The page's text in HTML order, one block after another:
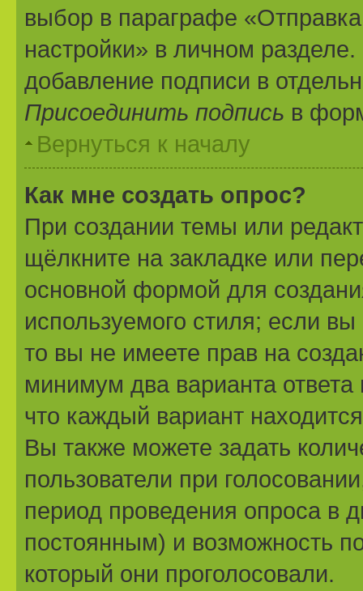
выбор в параграфе
настройки» в личном
добавление подписи в
Присоединить подпись в
Вернуться к началу
Как мне создать опрос?
При создании темы или
щёлкните на закладке или
основной формой для
используемого стиля; если
то вы не имеете прав на
минимум два варианта
что каждый вариант
Вы также можете задать
пользователи при
период проведения опроса в
постоянным) и возможность
который они проголосовали.